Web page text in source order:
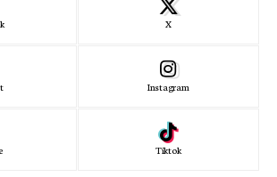
X
Instagram
Tiktok